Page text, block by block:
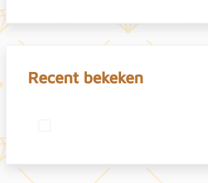
Recent bekeken